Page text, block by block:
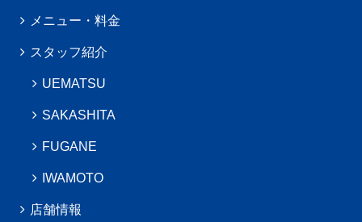
メニュー・料金
スタッフ紹介
UEMATSU
SAKASHITA
FUGANE
IWAMOTO
店舗情報